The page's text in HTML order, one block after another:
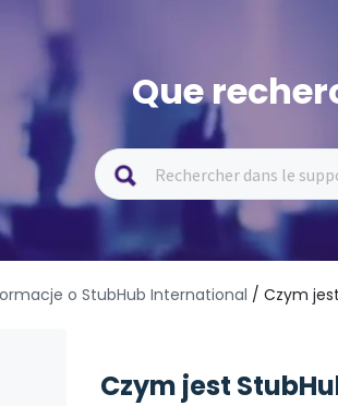
Que
o StubHub International / Czym
Czym jest